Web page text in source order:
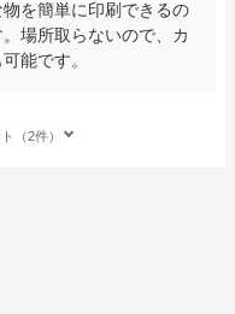
を簡単に印刷できるの
場所取らないので、カ
能です。
（2件）